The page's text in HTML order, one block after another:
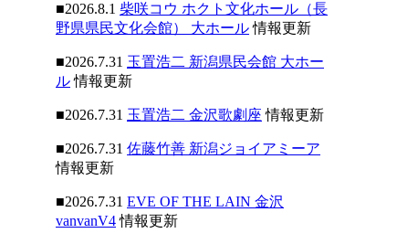
■2026.8.1 柴咲コウ ホクト文化ホール（長
野県県民文化会館） 大ホール情報更新
■2026.7.31 玉置浩二 新潟県民会館 大ホー
ル情報更新
■2026.7.31 玉置浩二 金沢歌劇座 情報更新
■2026.7.31 佐藤竹善 新潟ジョイアミーア
情報更新
■2026.7.31 EVE OF THE LAIN 金沢
vanvanV4情報更新